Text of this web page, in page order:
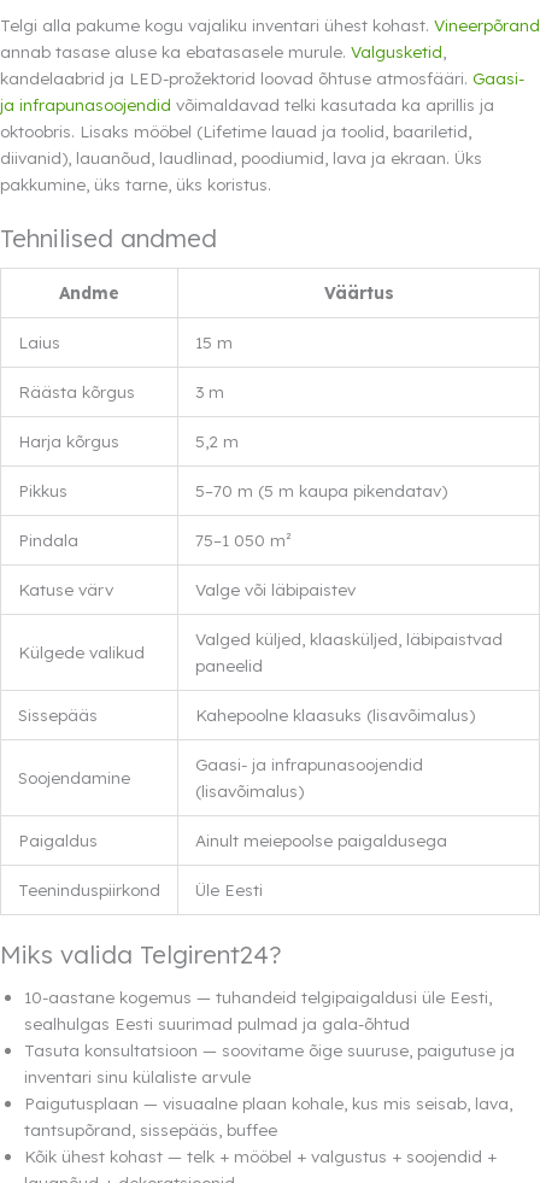
Telgi alla pakume kogu vajaliku inventari ühest kohast. Vineerpõrand
annab tasase aluse ka ebatasasele murule. Valgusketid
kandelaabrid ja LED-prožektorid loovad õhtuse atmosfääri. Gaasi-
ja infrapunasoojendid võimaldavad telki kasutada ka aprillis ja
oktoobris. Lisaks mööbel (Lifetime lauad ja toolid, baariletid,
diivanid), lauanõud, laudlinad, poodiumid, lava ja ekraan. Üks
pakkumine, üks tarne, üks koristus.
Tehnilised andmed
Andme Väärtus
Laius 15 m
Räästa kõrgus 3 m
Harja kõrgus 5,2 m
Pikkus 5–70 m (5 m kaupa pikendatav)
Pindala 75–1 050 m²
Katuse värv Valge või läbipaistev
Külgede valikud
Valged küljed, klaasküljed, läbipaistvad
paneelid
Sissepääs Kahepoolne klaasuks (lisavõimalus)
Soojendamine
Gaasi- ja infrapunasoojendid
(lisavõimalus)
Paigaldus Ainult meiepoolse paigaldusega
Teeninduspiirkond Üle Eesti
Miks valida Telgirent24?
10-aastane kogemus — tuhandeid telgipaigaldusi üle Eesti,
sealhulgas Eesti suurimad pulmad ja gala-õhtud
Tasuta konsultatsioon — soovitame õige suuruse, paigutuse ja
inventari sinu külaliste arvule
Paigutusplaan — visuaalne plaan kohale, kus mis seisab, lava,
tantsupõrand, sissepääs, buffee
Kõik ühest kohast — telk + mööbel + valgustus + soojendid +